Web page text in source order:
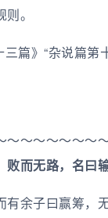
。
篇》“杂说篇第
～～～～～～～
而无路，名曰输
有余子曰赢筹，